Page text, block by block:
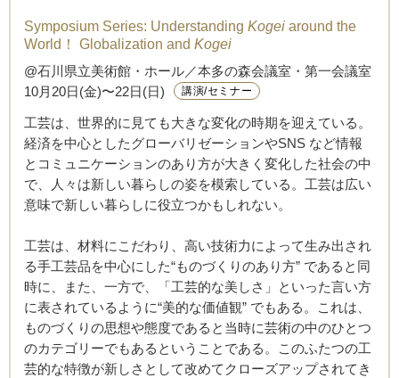
Symposium Series: Understanding Kogei around the
World！ Globalization and Kogei
@石川県立美術館・ホール／本多の森会議室・第一会議室
10月20日(金)〜22日(日)
講演/セミナー
工芸は、世界的に見ても大きな変化の時期を迎えている。
経済を中心としたグローバリゼーションやSNS など情報
とコミュニケーションのあり方が大きく変化した社会の中
で、人々は新しい暮らしの姿を模索している。工芸は広い
意味で新しい暮らしに役立つかもしれない。
工芸は、材料にこだわり、高い技術力によって生み出され
る手工芸品を中心にした“ものづくりのあり方” であると同
時に、また、一方で、「工芸的な美しさ」といった言い方
に表されているように“美的な価値観” でもある。これは、
ものづくりの思想や態度であると当時に芸術の中のひとつ
のカテゴリーでもあるということである。このふたつの工
芸的な特徴が新しさとして改めてクローズアップされてき